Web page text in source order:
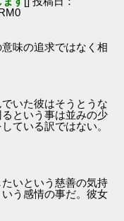
味の追求ではなく相
いた彼はそうとうな
という事は並みの少
ている訳ではない。
いという慈善の気持
う感情の事だ。彼女